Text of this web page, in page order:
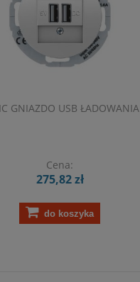
GNIAZDO USB ŁADOWANIA
Cena:
275,82 zł
do koszyka